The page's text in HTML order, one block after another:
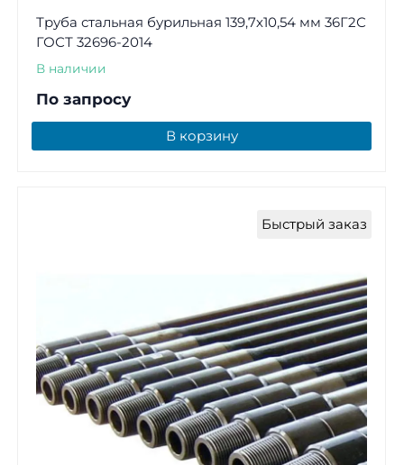
Труба стальная бурильная 139,7х10,54 мм 36Г2С
ГОСТ 32696-2014
В наличии
По запросу
В корзину
Быстрый заказ